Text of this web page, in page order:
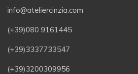
info@ateliercinzia.com
(+39)080 9161445
(+39)3337733547
(+39)3200309956